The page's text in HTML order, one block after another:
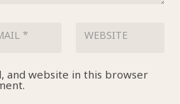
and website in this browser